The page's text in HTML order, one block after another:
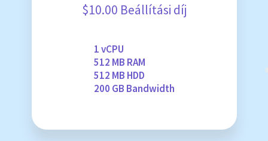
$10.00 Beállítási díj
1 vCPU
512 MB RAM
512 MB HDD
200 GB Bandwidth